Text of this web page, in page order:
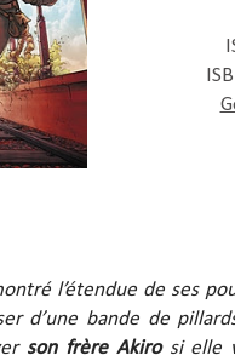
l’étendue de ses
d’une bande de
son frère Akirosi elle